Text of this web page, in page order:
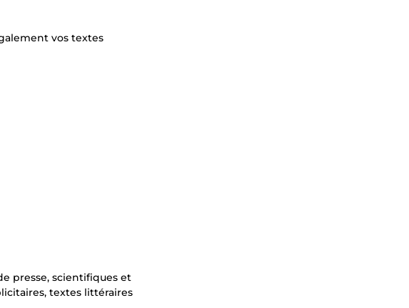
vos textes
presse, scientifiques et
textes littéraires